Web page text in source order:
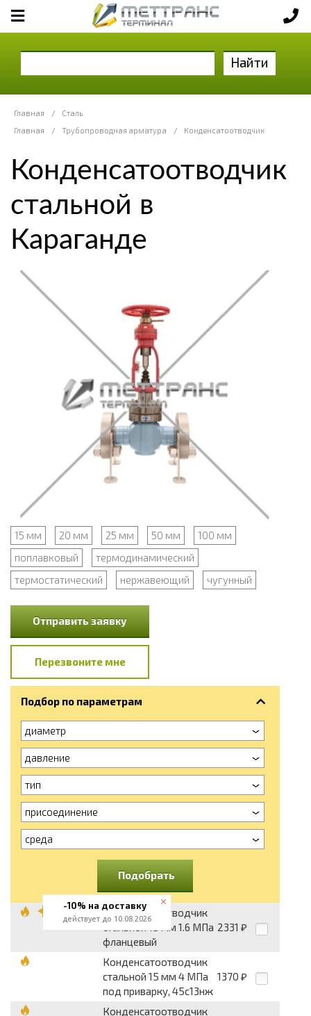
Найти
Главная /
Сталь
Главная
/ Трубопроводная арматура / Конденсатоотводчик
Конденсатоотводчик
стальной в
Караганде
15 мм 20 мм 25 мм 50 мм
100 мм
поплавковый
термодинамический
термостатический
нержавеющий чугунный
Отправить заявку
Перезвоните мне
Подбор по параметрам
диаметр
давление
тип
присоединение
среда
Подобрать
Конденсатоотводчик
стальной 15 мм 1.6 МПа
фланцевый
2331 ₽
Конденсатоотводчик
стальной 15 мм 4 МПа
под приварку, 45с13нж
1370 ₽
Конденсатоотводчик
-10% на доставку
действует до 10.08.2026